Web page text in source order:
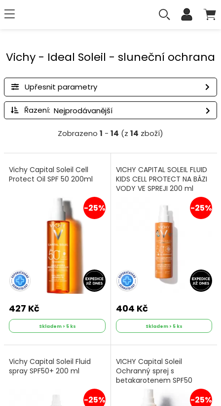
Vichy - Ideal Soleil - sluneční ochrana
Upřesnit parametry
Řazení:
Zobrazeno 1 - 14 (z 14 zboží)
Vichy Capital Soleil Cell
Protect Oil SPF 50 200ml
-25%
427 Kč
Skladem > 5 ks
VICHY CAPITAL SOLEIL FLUID
KIDS CELL PROTECT NA BÁZI
VODY VE SPREJI 200 ml
-25%
404 Kč
Skladem > 5 ks
Vichy Capital Soleil Fluid
spray SPF50+ 200 ml
-25%
VICHY Capital Soleil
Ochranný sprej s
betakarotenem SPF50
-25%